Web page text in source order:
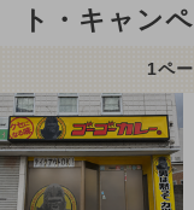
ト・キャン
1ペ